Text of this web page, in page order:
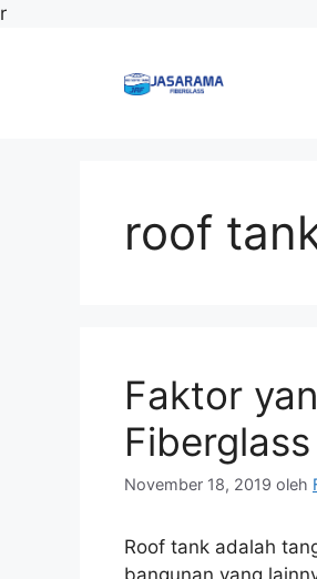
rLangsung
roof
Faktor
Fiberglass
November 18, 2019 oleh
Roof tank adalah